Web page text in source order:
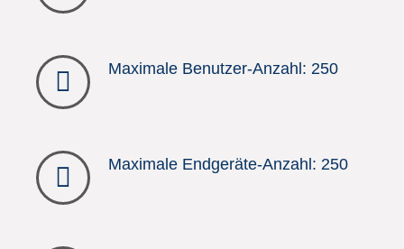
Maximale Benutzer-Anzahl: 250
Maximale Endgeräte-Anzahl: 250